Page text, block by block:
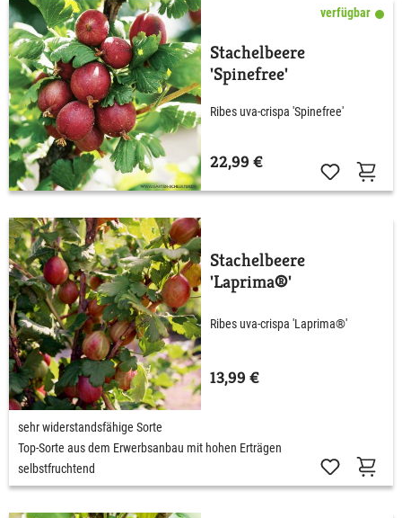
verfügbar
Stachelbeere
'Spinefree'
Ribes uva-crispa 'Spinefree'
22,99 €
Stachelbeere
'Laprima®'
Ribes uva-crispa 'Laprima®'
13,99 €
sehr widerstandsfähige Sorte
Top-Sorte aus dem Erwerbsanbau mit hohen Erträgen
selbstfruchtend